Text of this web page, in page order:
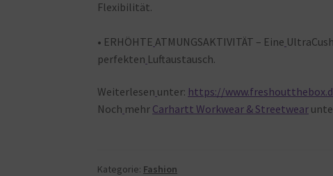
Flexibilität.
• ERHÖHTE ATMUNGSAKTIVITÄT – Eine
perfekten Luftaustausch.
Weiterlesen unter: https://
Noch mehr Carhartt Workwear & Streetwear
Kategorie: Fashion